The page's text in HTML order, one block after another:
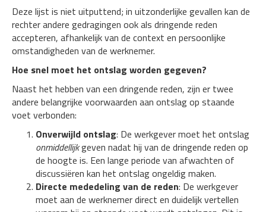
Deze lijst is niet uitputtend; in uitzonderlijke gevallen kan de
rechter andere gedragingen ook als dringende reden
accepteren, afhankelijk van de context en persoonlijke
omstandigheden van de werknemer.
Hoe snel moet het ontslag worden gegeven?
Naast het hebben van een dringende reden, zijn er twee
andere belangrijke voorwaarden aan ontslag op staande
voet verbonden:
Onverwijld ontslag: De werkgever moet het ontslag
onmiddellijkgeven nadat hij van de dringende reden op
de hoogte is. Een lange periode van afwachten of
discussiëren kan het ontslag ongeldig maken.
Directe mededeling van de reden: De werkgever
moet aan de werknemer direct en duidelijk vertellen